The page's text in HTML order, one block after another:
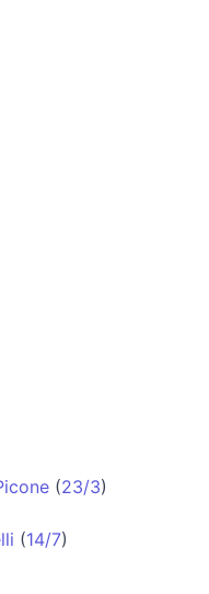
(23/3)
(14/7)